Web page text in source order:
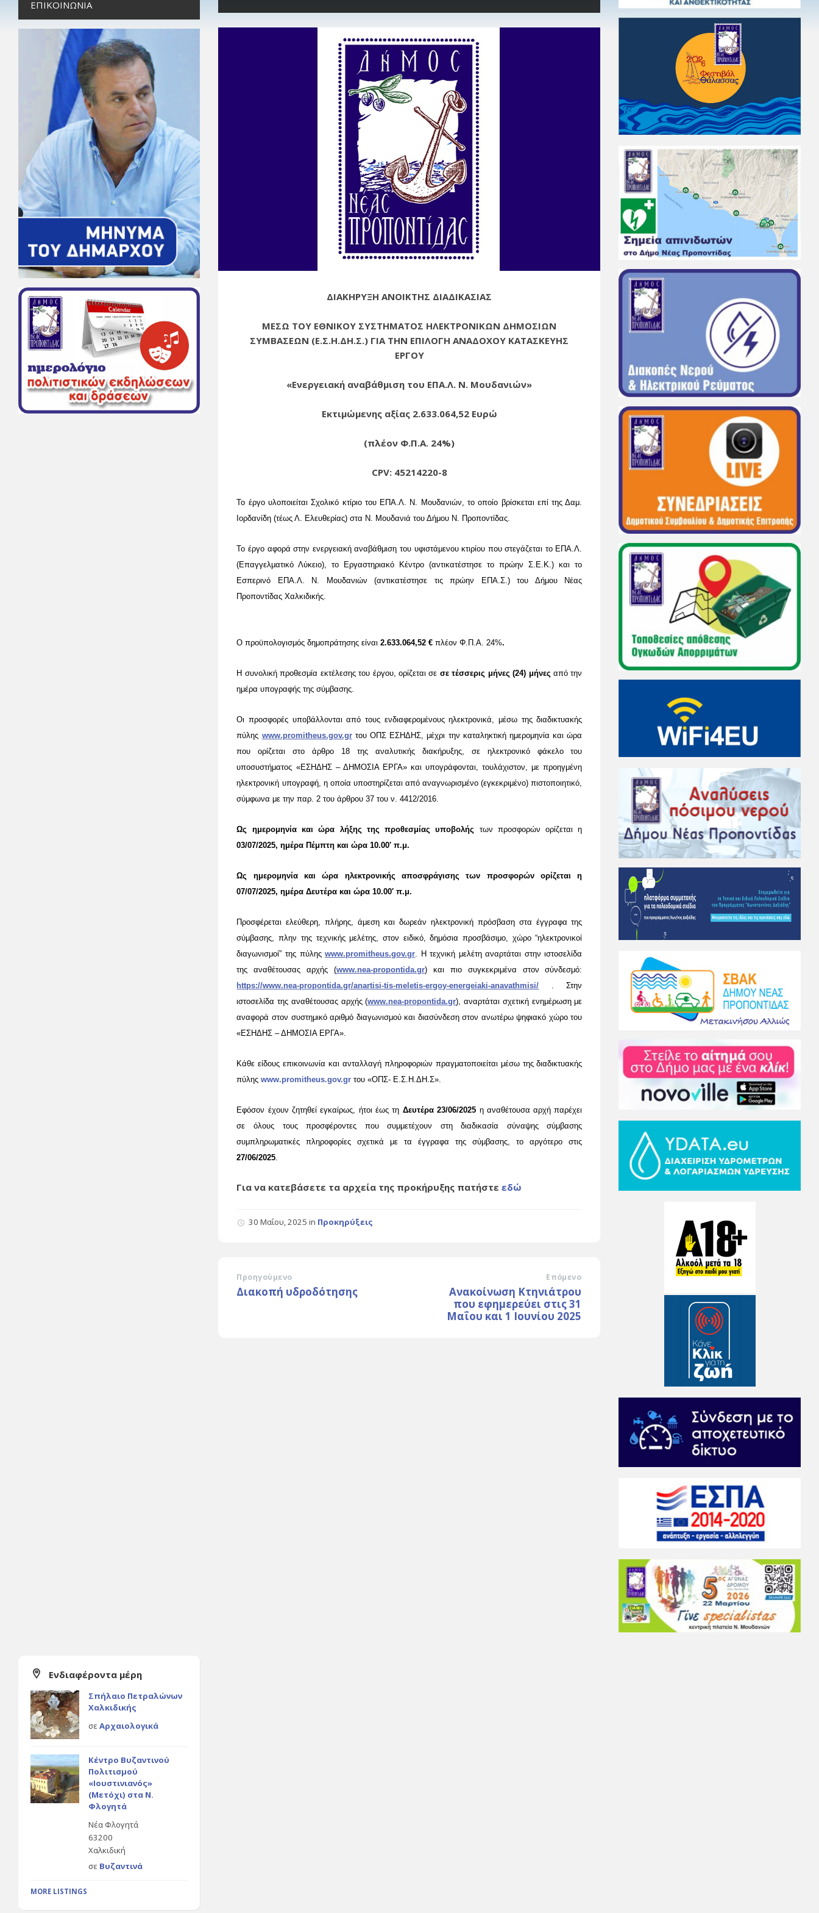
ΔΙΑΚΗΡΥΞΗ ΑΝΟΙΚΤΗΣ ΔΙΑΔΙΚΑΣΙΑΣ
ΜΕΣΩ ΤΟΥ ΕΘΝΙΚΟΥ ΣΥΣΤΗΜΑΤΟΣ ΗΛΕΚΤΡΟΝΙΚΩΝ ΔΗΜΟΣΙΩΝ
ΣΥΜΒΑΣΕΩΝ (Ε.Σ.Η.ΔΗ.Σ.) ΓΙΑ ΤΗΝ ΕΠΙΛΟΓΗ ΑΝΑΔΟΧΟΥ ΚΑΤΑΣΚΕΥΗΣ
ΕΡΓΟΥ
«Ενεργειακή αναβάθμιση του ΕΠΑ.Λ. Ν. Μουδανιών»
Εκτιμώμενης αξίας 2.633.064,52 Ευρώ
(πλέον Φ.Π.Α. 24%)
CPV: 45214220-8
Το έργο υλοποιείταιΣχολικό κτίριο του ΕΠΑ.Λ. Ν. Μουδανιών, το οποίο βρίσκεται επί της Δαμ.
Ιορδανίδη (τέως Λ. Ελευθερίας) στα Ν. Μουδανιά του Δήμου Ν. Προποντίδας.
Το έργο αφορά στην ενεργειακή αναβάθμιση του υφιστάμενου κτιρίου που στεγάζεται το ΕΠΑ.Λ.
(Επαγγελματικό Λύκειο), το Εργαστηριακό Κέντρο (αντικατέστησε το πρώην Σ.Ε.Κ.) και το
Εσπερινό ΕΠΑ.Λ. Ν. Μουδανιών (αντικατέστησε τις πρώην ΕΠΑ.Σ.) του Δήμου Νέας
Προποντίδας Χαλκιδικής.
Ο προϋπολογισμός δημοπράτησης είναι 2.633.064,52 € πλέον Φ.Π.Α. 24%.
Η συνολική προθεσμία εκτέλεσης του έργου, ορίζεται σε σε τέσσερις μήνες (24) μήνες από την
ημέρα υπογραφής της σύμβασης
Οι προσφορές υποβάλλονται από τους ενδιαφερομένους ηλεκτρονικά, μέσω της διαδικτυακής
πύλης www.promitheus.gov.grτου ΟΠΣ ΕΣΗΔΗΣ, μέχρι την καταληκτική ημερομηνία και ώρα
που ορίζεται στο άρθρο 18 της αναλυτικής διακήρυξης, σε ηλεκτρονικό φάκελο του
υποσυστήματος «ΕΣΗΔΗΣ – ΔΗΜΟΣΙΑ ΕΡΓΑ» και υπογράφονται, τουλάχιστον, με προηγμένη
ηλεκτρονική υπογραφή, η οποία υποστηρίζεται από αναγνωρισμένο (εγκεκριμένο) πιστοποιητικό,
σύμφωνα με την παρ. 2 του άρθρου 37 του ν. 4412/2016
Ως ημερομηνίακαι ώρα λήξης της προθεσμίας υποβολής των προσφορών ορίζεται η
03/07/2025, ημέρα Πέμπτη και ώρα 10.00′ π.μ.
Ως ημερομηνία και ώρα ηλεκτρονικής αποσφράγισης των προσφορών ορίζεται η
07/07/2025, ημέρα Δευτέρα και ώρα 10.00′ π.μ.
Προσφέρεται ελεύθερη, πλήρης, άμεση και δωρεάν ηλεκτρονική πρόσβαση στα έγγραφα της
σύμβασης, πλην της τεχνικής μελέτης,
στον ειδικό, δημόσια προσβάσιμο, χώρο “ηλεκτρονικοί
διαγωνισμοί” της πύληςwww.promitheus.gov.gr . Η τεχνική μελέτη αναρτάται στην ιστοσελίδα
της αναθέτουσας αρχής(www.nea-propontida.gr) και πιο συγκεκριμένα στον σύνδεσμό:
https://www.nea-propontida.gr/anartisi-tis-meletis-ergoy-energeiaki-anavathmisi/
Στην
ιστοσελίδα της αναθέτουσας αρχής (www.nea-propontida.gr), αναρτάται σχετική ενημέρωση με
αναφορά στον συστημικό αριθμό διαγωνισμού και διασύνδεση στον ανωτέρω ψηφιακό χώρο του
«ΕΣΗΔΗΣ – ΔΗΜΟΣΙΑ ΕΡΓΑ».
Κάθε είδους επικοινωνία και ανταλλαγή πληροφοριών πραγματοποιείται μέσω της διαδικτυακής
πύληςwww.promitheus.gov.gr του «ΟΠΣ- Ε.Σ.Η.ΔΗ.Σ».
Εφόσον έχουν ζητηθεί εγκαίρως, ήτοι έως τη Δευτέρα23/06/2025 η αναθέτουσα αρχή παρέχει
σε όλους τους προσφέροντες που συμμετέχουν στη διαδικασία σύναψης σύμβασης
συμπληρωματικές πληροφορίες σχετικά με τα έγγραφα της σύμβασης, το αργότερο στις
27/06/2025
Για να κατεβάσετε τα αρχεία της προκήρυξης πατήστε εδώ
30 Μαΐου, 2025in Προκηρύξεις
Προηγούμενο
Διακοπή υδροδότησης
Επόμενο
Ανακοίνωση Κτηνιάτρου
που εφημερεύει στις 31
Μαΐου και 1 Ιουνίου 2025
ΕΠΙΚΟΙΝΩΝΊΑ
Ενδιαφέροντα μέρη
Σπήλαιο Πετραλώνων
Χαλκιδικής
σε Αρχαιολογικά
Κέντρο Βυζαντινού
Πολιτισμού
«Ιουστινιανός»
(Μετόχι) στα Ν.
Φλογητά
Νέα Φλογητά
63200
Χαλκιδική
σε Βυζαντινά
MORE LISTINGS